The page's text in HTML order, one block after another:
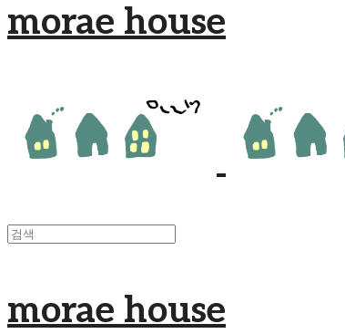
morae house
morae house